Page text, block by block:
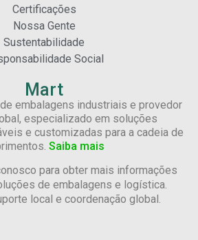
Certificações
Nossa Gente
Sustentabilidade
Social
Mart
embalagens industriais e provedor
especializado em soluções
e customizadas para a cadeia de
Saiba mais
para obter mais informações
de embalagens e logística.
local e coordenação global.